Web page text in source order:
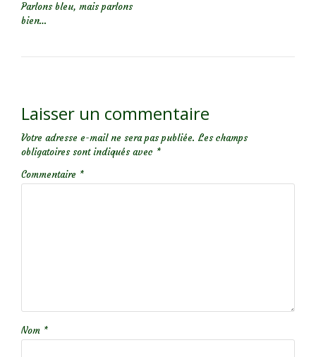
Parlons bleu, mais parlons
bien…
Laisser un commentaire
Votre adresse e-mail ne sera pas publiée. Les champs
obligatoires sont indiqués avec *
Commentaire *
Nom *